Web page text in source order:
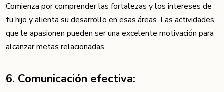
Comienza por comprender las fortalezas y los intereses de
tu hijo y alienta su desarrollo en esas áreas. Las actividades
que le apasionen pueden ser una excelente motivación para
alcanzar metas relacionadas.
6. Comunicación efectiva: